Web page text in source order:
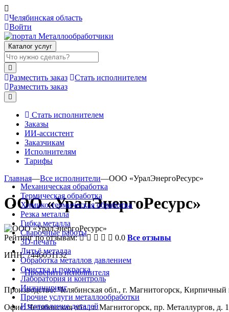
Челябинская область
Войти
Каталог услуг
Разместить заказ
Стать исполнителем
Разместить заказ
Стать исполнителем
Заказы
ИИ-ассистент
Заказчикам
Исполнителям
Тарифы
Механическая обработка
Термическая обработка
Химико-термическая обработка
Резка металла
Гибка металла
Сварочные работы
3D-печать
Литьё металла
Обработка металлов давлением
Очистка и покраска
Лаборатория и контроль
Инжиниринг
Прочие услуги металлообработки
Изготовление деталей
Главная—Все исполнители—ООО «УралЭнергоРесурс»
ООО «УралЭнергоРесурс»
Рейтинг по отзывам: 0.0 Все отзывы
ИНН: 7446051132
Проверить исполнителя
Производство: Челябинская обл., г. Магнитогорск, Кирпичный
Офис: Челябинская обл., г. Магнитогорск, пр. Металлургов, д.